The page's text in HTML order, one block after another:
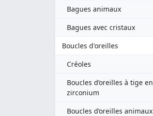
Bagues animaux
Bagues avec cristaux
Boucles d'oreilles
Créoles
Boucles d’oreilles à tige en
zirconium
Boucles d’oreilles animaux